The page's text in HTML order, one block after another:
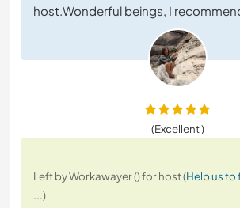
host.Wonderful beings, I
(Excellent )
Left by Workawayer () for host (Help us to
...)